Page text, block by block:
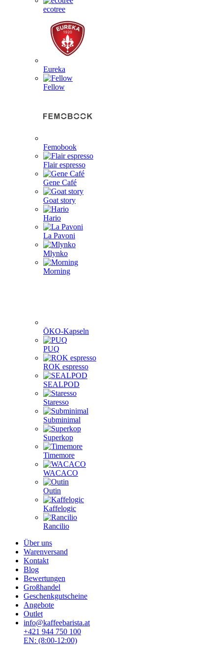
ecotree
Eureka
Fellow
Femobook
Flair espresso
Gene Café
Goat story
Hario
La Pavoni
Mlynko
Morning
ÖKO-Kapseln
PUQ
ROK espresso
SEALPOD
Staresso
Subminimal
Superkop
Timemore
WACACO
Outin
Kaffelogic
Rancilio
Über uns
Warenversand
Kontakt
Blog
Bewertungen
Großhandel
Geschenkgutscheine
Angebote
Outlet
info@kaffeebarista.at
+421 944 750 100
EN: (8:00-12:00)